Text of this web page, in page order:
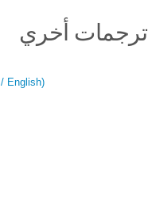
ترجمات أخري
(اللغة العربية / English)